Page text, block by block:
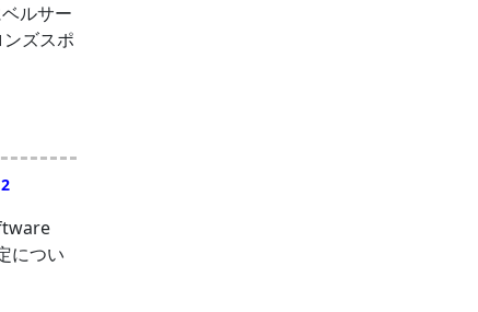
ルサー
ズスポ
につい